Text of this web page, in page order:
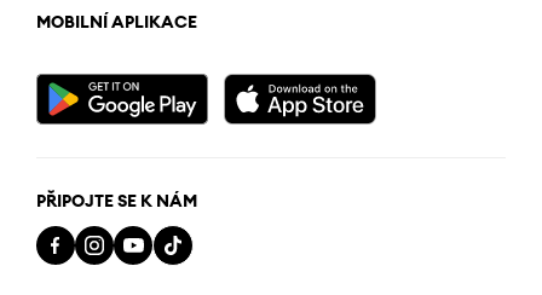
MOBILNÍ APLIKACE
PŘIPOJTE SE K NÁM